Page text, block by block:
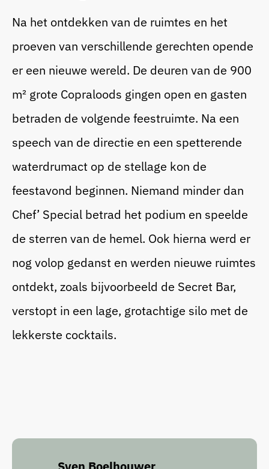
Na het ontdekken van de ruimtes en het
proeven van verschillende gerechten opende
er een nieuwe wereld. De deuren van de 900
m² grote Copraloods gingen open en gasten
betraden de volgende feestruimte. Na een
speech van de directie en een spetterende
waterdrumact op de stellage kon de
feestavond beginnen. Niemand minder dan
Chef’ Special betrad het podium en speelde
de sterren van de hemel. Ook hierna werd er
nog volop gedanst en werden nieuwe ruimtes
ontdekt, zoals bijvoorbeeld de Secret Bar,
verstopt in een lage, grotachtige silo met de
lekkerste cocktails.